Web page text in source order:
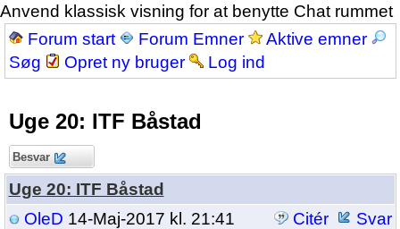
Anvend klassisk visning for at benytte Chat rummet
Forum start
Forum Emner
Aktive emner
Søg
Opret ny bruger Log ind
Uge 20: ITF Båstad
Besvar
Uge 20: ITF Båstad
OleD 14-Maj-2017 kl. 21:41 Citér
Svar